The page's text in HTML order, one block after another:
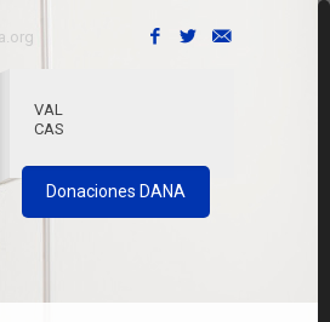
VAL
CAS
Donaciones DANA